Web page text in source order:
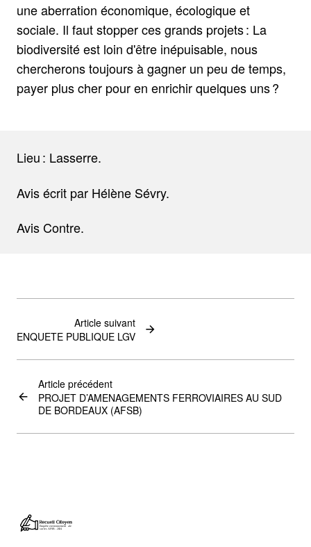
une aberration économique, écologique et
sociale. Il faut stopper ces grands projets : La
biodiversité est loin d'être inépuisable, nous
chercherons toujours à gagner un peu de temps,
payer plus cher pour en enrichir quelques uns ?
Lieu : Lasserre.
Avis écrit par Hélène Sévry.
Avis Contre.
Article précédent
PROJET D’AMENAGEMENTS FERROVIAIRES AU SUD
DE BORDEAUX (AFSB)
Article suivant
ENQUETE PUBLIQUE LGV